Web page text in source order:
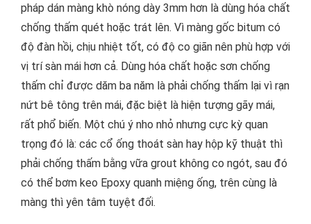
pháp dán màng khò nóng dày 3mm hơn là dùng hóa chất
chống thấm quét hoặc trát lên. Vì màng gốc bitum có
độ đàn hồi, chịu nhiệt tốt, có độ co giãn nên phù hợp với
vị trí sàn mái hơn cả. Dùng hóa chất hoặc sơn chống
thấm chỉ được dăm ba năm là phải chống thấm lại vì rạn
nứt bê tông trên mái, đặc biệt là hiện tượng gãy mái,
rất phổ biến. Một chú ý nho nhỏ nhưng cực kỳ quan
trọng đó là: các cổ ống thoát sàn hay hộp kỹ thuật thì
phải chống thấm bằng vữa grout không co ngót, sau đó
có thể bơm keo Epoxy quanh miệng ống, trên cùng là
màng thì yên tâm tuyệt đối.